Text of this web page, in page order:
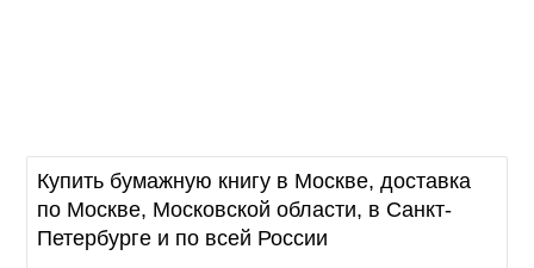
Купить бумажную книгу в Москве, доставка
по Москве, Московской области, в Санкт-
Петербурге и по всей России